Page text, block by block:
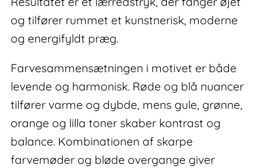
og tilfører rummet et kunstnerisk, moderne
og energifyldt præg.
Farvesammensætningen i motivet er både
levende og harmonisk. Røde og blå nuancer
tilfører varme og dybde, mens gule, grønne,
orange og lilla toner skaber kontrast og
balance. Kombinationen af skarpe
farvemøder og bløde overgange giver